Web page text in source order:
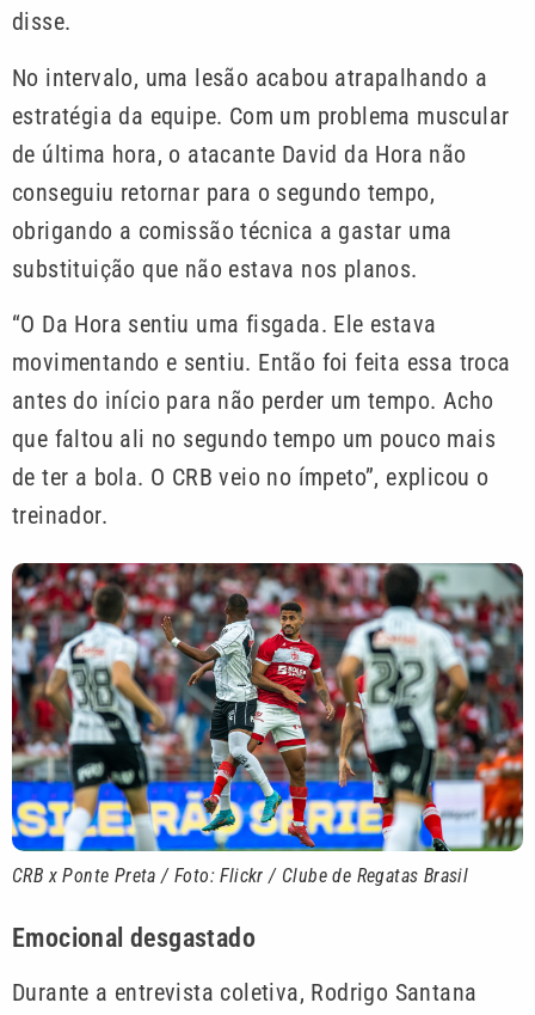
disse.
No intervalo, uma lesão acabou atrapalhando a
estratégia da equipe. Com um problema muscular
de última hora, o atacante David da Hora não
conseguiu retornar para o segundo tempo,
obrigando a comissão técnica a gastar uma
substituição que não estava nos planos.
“O Da Hora sentiu uma fisgada. Ele estava
movimentando e sentiu. Então foi feita essa troca
antes do início para não perder um tempo. Acho
que faltou ali no segundo tempo um pouco mais
de ter a bola. O CRB veio no ímpeto”, explicou o
treinador.
CRB x Ponte Preta / Foto: Flickr / Clube de Regatas Brasil
Emocional desgastado
Durante a entrevista coletiva, Rodrigo Santana